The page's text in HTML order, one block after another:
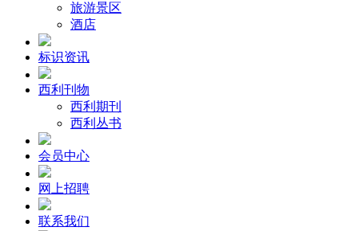
旅游景区
酒店
标识资讯
西利刊物
西利期刊
西利丛书
会员中心
网上招聘
联系我们